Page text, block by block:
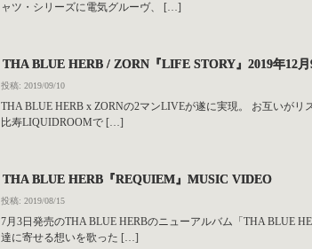
ャツ・シリーズに電気グルーヴ、 […]
THA BLUE HERB / ZORN『LIFE STORY』2019年12
投稿: 2019/09/10
THA BLUE HERB x ZORNの2マンLIVEが遂に実現。 お互いが
比寿LIQUIDROOMで […]
THA BLUE HERB『REQUIEM』MUSIC VIDEO
投稿: 2019/08/15
7月3日発売のTHA BLUE HERBのニューアルバム「THA BLUE
達に寄せる想いを歌った […]